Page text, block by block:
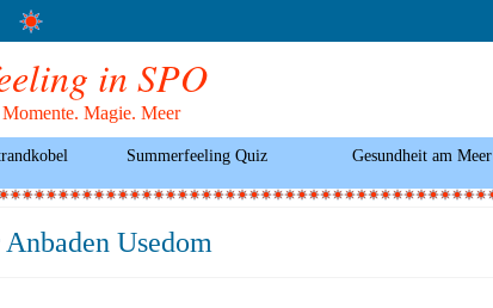
in SPO
Magie. Meer
Summerfeeling Quiz Gesundheit am Meer
Usedom